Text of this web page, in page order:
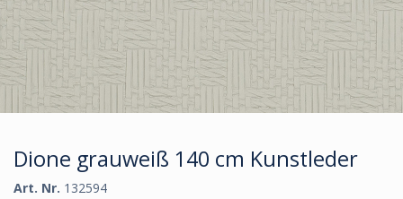
Dione grauweiß 140 cm Kunstleder
Art. Nr. 132594